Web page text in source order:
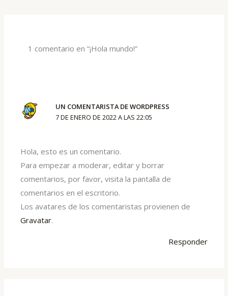
1 comentario en “¡Hola mundo!”
UN COMENTARISTA DE WORDPRESS
7 DE ENERO DE 2022 A LAS 22:05
Hola, esto es un comentario.
Para empezar a moderar, editar y borrar
comentarios, por favor, visita la pantalla de
comentarios en el escritorio.
Los avatares de los comentaristas provienen de
Gravatar.
Responder